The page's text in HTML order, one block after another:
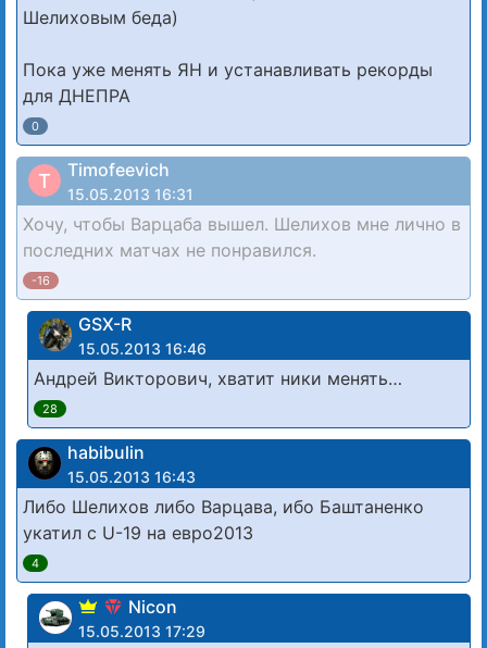
Шелиховым беда)
Пока уже менять ЯН и устанавливать рекорды
для ДНЕПРА
0
T Timofeevich
15.05.2013 16:31
Хочу, чтобы Варцаба вышел. Шелихов мне лично в
последних матчах не понравился.
-16
GSX-R
15.05.2013 16:46
Андрей Викторович, хватит ники менять…
28
habibulin
15.05.2013 16:43
Либо Шелихов либо Варцава, ибо Баштаненко
укатил с U-19 на евро2013
4
Nicon
15.05.2013 17:29